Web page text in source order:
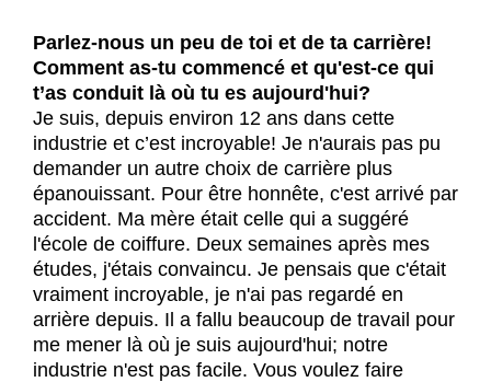
Parlez-nous un peu de toi et de ta carrière!
Comment as-tu commencé et qu'est-ce qui
t’as conduit là où tu es aujourd'hui?
Je suis, depuis environ 12 ans dans cette
industrie et c’est incroyable! Je n'aurais pas pu
demander un autre choix de carrière plus
épanouissant. Pour être honnête, c'est arrivé par
accident. Ma mère était celle qui a suggéré
l'école de coiffure. Deux semaines après mes
études, j'étais convaincu. Je pensais que c'était
vraiment incroyable, je n'ai pas regardé en
arrière depuis. Il a fallu beaucoup de travail pour
me mener là où je suis aujourd'hui; notre
industrie n'est pas facile. Vous voulez faire